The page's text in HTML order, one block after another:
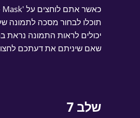
כאשר אתם לוחצים על 'Image Mask' –
תוכלו לבחור מסכה לתמונה שלכם, אתם
יכולים לראות התמונה נראת בחלונית כך
שאם שיניתם את דעתכם לחצו על 'Reset'